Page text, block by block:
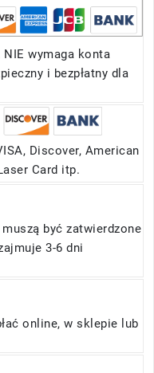
NIE wymaga konta
i bezpłatny dla
Discover, American
Card itp.
być zatwierdzone
3-6 dni
online, w sklepie lub